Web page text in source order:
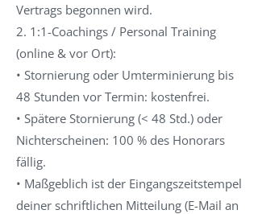
Vertrags begonnen wird.
2. 1:1-Coachings / Personal Training
(online & vor Ort):
• Stornierung oder Umterminierung bis
48 Stunden vor Termin: kostenfrei.
• Spätere Stornierung (< 48 Std.) oder
Nichterscheinen: 100 % des Honorars
fällig.
• Maßgeblich ist der Eingangszeitstempel
deiner schriftlichen Mitteilung (E-Mail an